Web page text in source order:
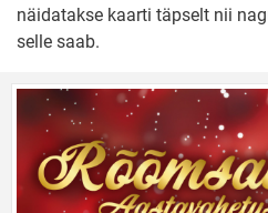
näidatakse kaarti täpselt nii
selle saab.